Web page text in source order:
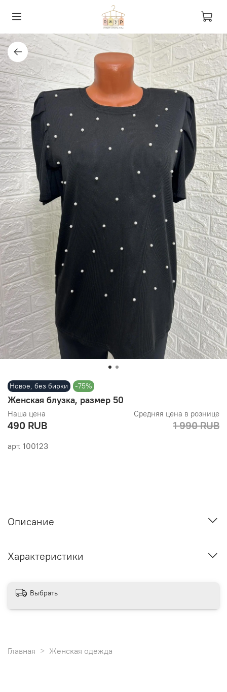
Новое, без бирки -75%
арт. 100123
Женская блузка, размер 50
Наша цена
490 RUB
Средняя цена в рознице
1 990 RUB
Описание
Характеристики
Выбрать
Главная Женская одежда